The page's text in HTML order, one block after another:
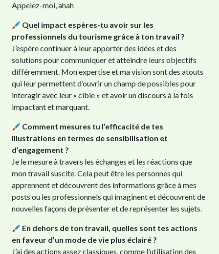
Appelez-moi, ahah
Quel impact espères-tu avoir sur les
professionnels du tourisme grâce à ton travail ?
J’espère continuer à leur apporter des idées et des
solutions pour communiquer et atteindre leurs objectifs
différemment. Mon expertise et ma vision sont des atouts
qui leur permettent d’ouvrir un champ de possibles pour
interagir avec leur « cible » et avoir un discours à la fois
impactant et marquant.
Comment mesures tu l’efficacité de tes
illustrations en termes de sensibilisation et
d’engagement ?
Je le mesure à travers les échanges et les réactions que
mon travail suscite. Cela peut être les personnes qui
apprennent et découvrent des informations grâce à mes
posts ou les professionnels qui imaginent et découvrent de
nouvelles façons de présenter et de représenter les sujets.
En dehors de ton travail, quelles sont tes actions
en faveur d’un mode de vie plus éclairé ?
J’ai des actions assez classiques, comme l’utilisation des